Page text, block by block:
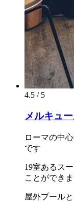
4.5 / 5
メルキュ
ローマの中
です
19室あるス
ことができ
屋外プール